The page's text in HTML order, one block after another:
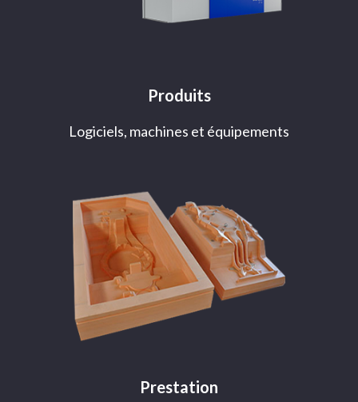
Produits
Logiciels, machines et équipements
Prestation